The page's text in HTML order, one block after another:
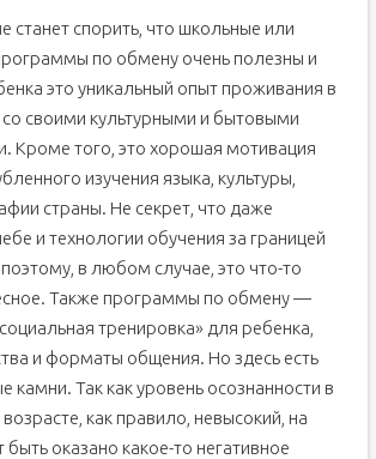
станет спорить, что школьные или
по обмену очень полезны и
это уникальный опыт проживания в
со своими культурными и бытовыми
Кроме того, это хорошая мотивация
изучения языка, культуры,
страны. Не секрет, что даже
и технологии обучения за границей
поэтому, в любом случае, это что-то
Также программы по обмену —
тренировка» для ребенка,
и форматы общения. Но здесь есть
камни. Так как уровень осознанности в
как правило, невысокий, на
оказано какое-то негативное